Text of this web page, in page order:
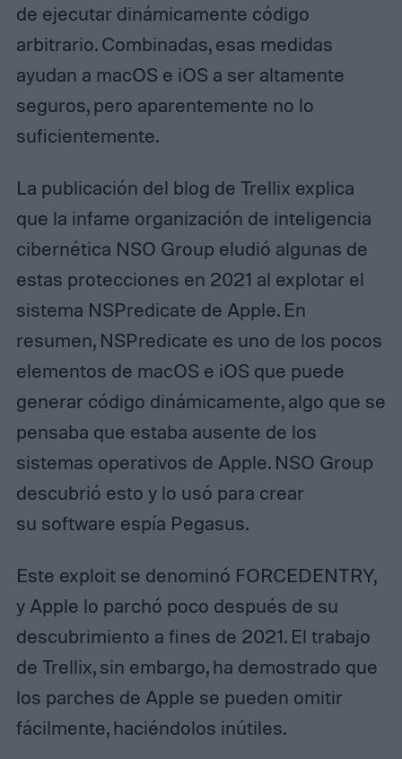
de ejecutar dinámicamente código
arbitrario. Combinadas, esas medidas
ayudan a macOS e iOS a ser altamente
seguros, pero aparentemente no lo
suficientemente.
La publicación del blog de Trellix explica
que la infame organización de inteligencia
cibernética NSO Group eludió algunas de
estas protecciones en 2021 al explotar el
sistema NSPredicate de Apple. En
resumen, NSPredicate es uno de los pocos
elementos de macOS e iOS que puede
generar código dinámicamente, algo que se
pensaba que estaba ausente de los
sistemas operativos de Apple. NSO Group
descubrió esto y lo usó para crear
su software espía Pegasus.
Este exploit se denominó FORCEDENTRY,
y Apple lo parchó poco después de su
descubrimiento a fines de 2021. El trabajo
de Trellix, sin embargo, ha demostrado que
los parches de Apple se pueden omitir
fácilmente, haciéndolos inútiles.